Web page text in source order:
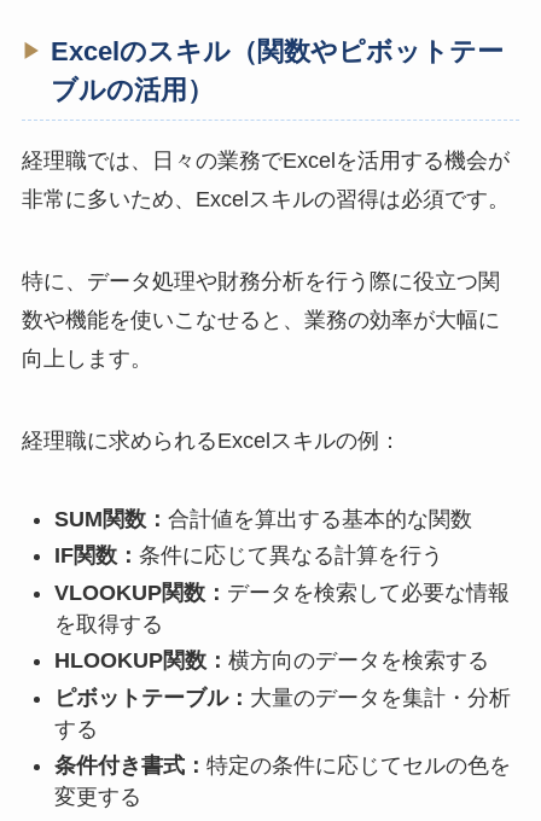
Excelのスキル（関数やピボットテー
ブルの活用）
経理職では、日々の業務でExcelを活用する機会が
非常に多いため、Excelスキルの習得は必須です。
特に、データ処理や財務分析を行う際に役立つ関
数や機能を使いこなせると、業務の効率が大幅に
向上します。
経理職に求められるExcelスキルの例：
SUM関数： 合計値を算出する基本的な関数
IF関数： 条件に応じて異なる計算を行う
VLOOKUP関数： データを検索して必要な情報
を取得する
HLOOKUP関数： 横方向のデータを検索する
ピボットテーブル： 大量のデータを集計・分析
する
条件付き書式： 特定の条件に応じてセルの色を
変更する